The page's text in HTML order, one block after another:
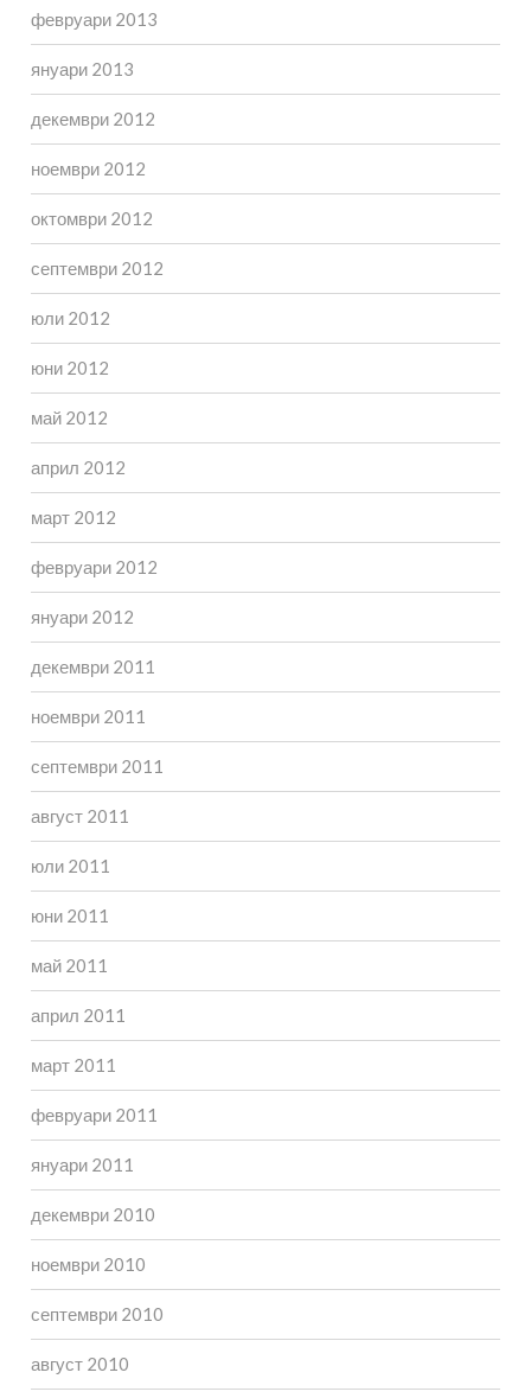
февруари 2013
януари 2013
декември 2012
ноември 2012
октомври 2012
септември 2012
юли 2012
юни 2012
май 2012
април 2012
март 2012
февруари 2012
януари 2012
декември 2011
ноември 2011
септември 2011
август 2011
юли 2011
юни 2011
май 2011
април 2011
март 2011
февруари 2011
януари 2011
декември 2010
ноември 2010
септември 2010
август 2010